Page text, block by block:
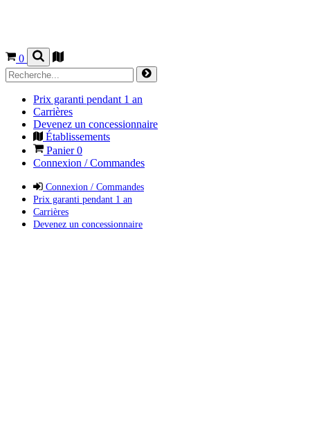
0
Prix garanti pendant 1 an
Carrières
Devenez un concessionnaire
Établissements
Panier0
Connexion / Commandes
Connexion / Commandes
Prix garanti pendant 1 an
Carrières
Devenez un concessionnaire